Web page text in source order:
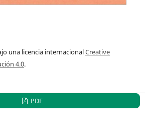
una licencia internacionalCreative
4.0.
PDF